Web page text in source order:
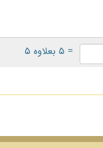
= ۵ بعلاوه ۵